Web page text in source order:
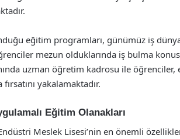
eğitim programları, günümüz iş
mezun olduklarında iş bulma
uzman öğretim kadrosu ile
yakalamaktadır.
Eğitim Olanakları
Meslek Lisesi’nin en önemli